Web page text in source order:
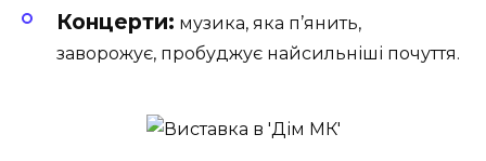
Концерти: музика, яка п’янить,
заворожує, пробуджує найсильніші почуття.